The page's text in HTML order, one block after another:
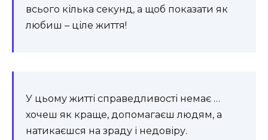
всього кілька секунд, а щоб показати як
любиш – ціле життя!
У цьому житті справедливості немає …
хочеш як краще, допомагаєш людям, а
натикаєшся на зраду і недовіру.